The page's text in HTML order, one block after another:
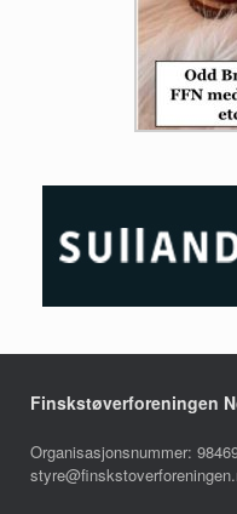
Finskstøverforeningen
Organisasjonsnummer: